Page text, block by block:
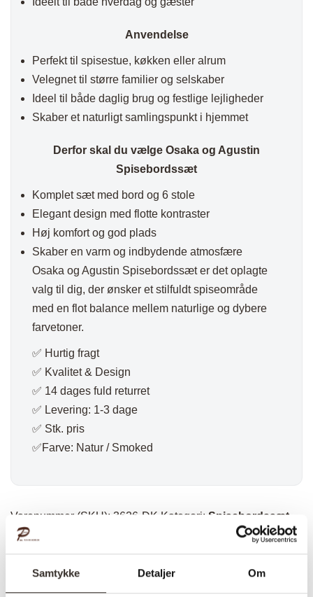
Samtykke Detaljer Om
Anvendelse
Perfekt til spisestue, køkken eller alrum
Velegnet til større familier og selskaber
Ideel til både daglig brug og festlige lejligheder
Skaber et naturligt samlingspunkt i hjemmet
Derfor skal du vælge Osaka og Agustin
Spisebordssæt
Komplet sæt med bord og 6 stole
Elegant design med flotte kontraster
Høj komfort og god plads
Skaber en varm og indbydende atmosfære
Osaka og Agustin Spisebordssæt er det oplagte
valg til dig, der ønsker et stilfuldt spiseområde
med en flot balance mellem naturlige og dybere
farvetoner.
✅ Hurtig fragt
✅ Kvalitet & Design
✅ 14 dages fuld returret
✅ Levering: 1-3 dage
✅ Stk. pris
✅Farve: Natur / Smoked
Varenummer (SKU): 3626-DK Kategori: Spisebordssæt
Specifikationer: